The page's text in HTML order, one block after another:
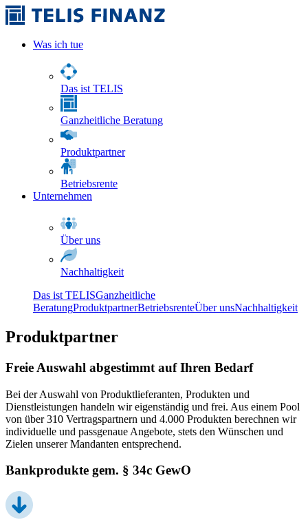
Was ich tue
Das ist TELIS
Ganzheitliche Beratung
Produktpartner
Betriebsrente
Unternehmen
Über uns
Nachhaltigkeit
Das ist TELISGanzheitliche
BeratungProduktpartnerBetriebsrenteÜber unsNachhaltigkeit
Produktpartner
Freie Auswahl abgestimmt auf Ihren Bedarf
Bei der Auswahl von Produktlieferanten, Produkten und
Dienstleistungen handeln wir eigenständig und frei. Aus einem Pool
von über 310 Vertragspartnern und 4.000 Produkten berechnen wir
individuelle und passgenaue Angebote, stets den Wünschen und
Zielen unserer Mandanten entsprechend.
Bankprodukte gem. § 34c GewO